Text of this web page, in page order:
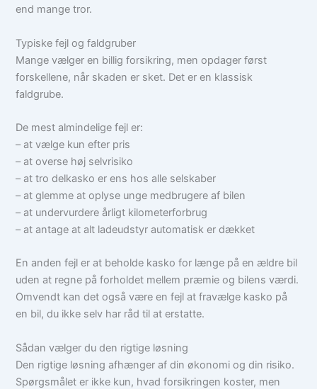
end mange tror.
Typiske fejl og faldgruber
Mange vælger en billig forsikring, men opdager først
forskellene, når skaden er sket. Det er en klassisk
faldgrube.
De mest almindelige fejl er:
– at vælge kun efter pris
– at overse høj selvrisiko
– at tro delkasko er ens hos alle selskaber
– at glemme at oplyse unge medbrugere af bilen
– at undervurdere årligt kilometerforbrug
– at antage at alt ladeudstyr automatisk er dækket
En anden fejl er at beholde kasko for længe på en ældre bil
uden at regne på forholdet mellem præmie og bilens værdi.
Omvendt kan det også være en fejl at fravælge kasko på
en bil, du ikke selv har råd til at erstatte.
Sådan vælger du den rigtige løsning
Den rigtige løsning afhænger af din økonomi og din risiko.
Spørgsmålet er ikke kun, hvad forsikringen koster, men